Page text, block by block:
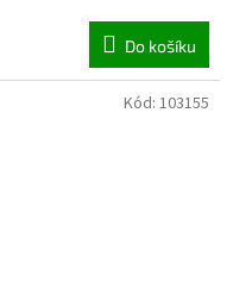
Do košíku
Kód: 103155